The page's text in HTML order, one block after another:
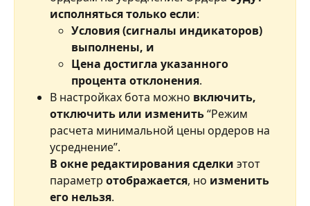
исполняться только если:
Условия (сигналы индикаторов)
выполнены, и
Цена достигла указанного
процента отклонения.
В настройках бота можно включить,
отключить или изменить “Режим
расчета минимальной цены ордеров на
усреднение”.
В окне редактирования сделки этот
параметр отображается, но изменить
его нельзя.